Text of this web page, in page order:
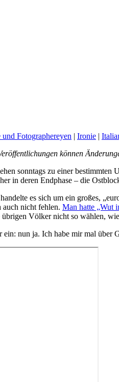
und Fotographereyen | Ironie |
können
sonntags zu einer
in deren Endphase – die
es sich um ein großes,
auch nicht fehlen. Man hatte „Wut
Völker nicht so wählen,
nun ja. Ich habe mir mal über